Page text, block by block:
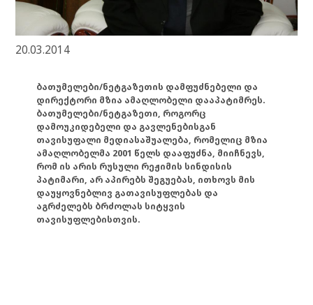
20.03.2014
ბათუმელები/ნეტგაზეთის დამფუძნებელი და
დირექტორი მზია ამაღლობელი დააპატიმრეს.
ბათუმელები/ნეტგაზეთი, როგორც
დამოუკიდებელი და გავლენებისგან
თავისუფალი მედიასაშუალება, რომელიც მზია
ამაღლობელმა 2001 წელს დააფუძნა, მიიჩნევს,
რომ ის არის რუსული რეჟიმის სინდისის
პატიმარი, არ აპირებს შეგუებას, ითხოვს მის
დაუყოვნებლივ გათავისუფლებას და
აგრძელებს ბრძოლას სიტყვის
თავისუფლებისთვის.